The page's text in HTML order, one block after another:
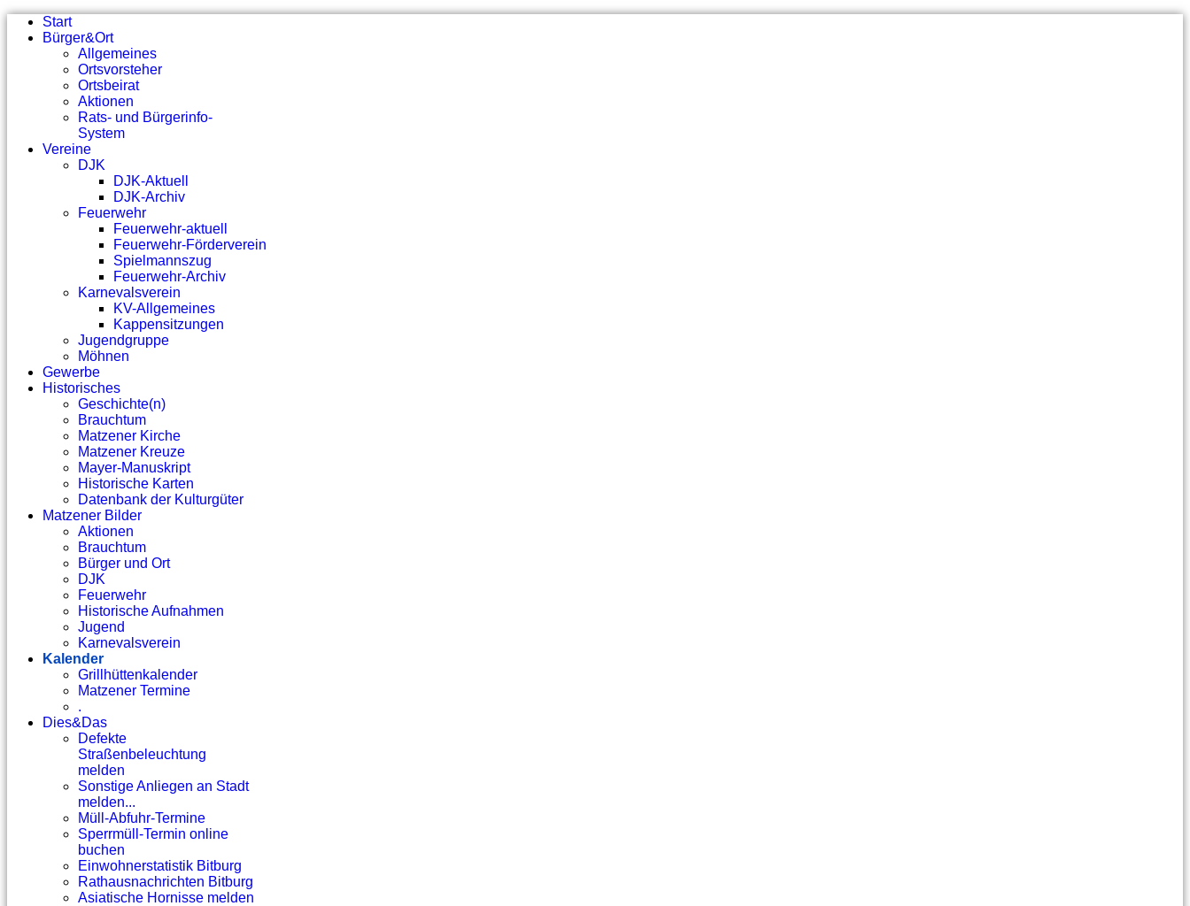
Start
Bürger&Ort
Allgemeines
Ortsvorsteher
Ortsbeirat
Aktionen
Rats- und Bürgerinfo-
System
Vereine
DJK
DJK-Aktuell
DJK-Archiv
Feuerwehr
Feuerwehr-aktuell
Feuerwehr-Förderverein
Spielmannszug
Feuerwehr-Archiv
Karnevalsverein
KV-Allgemeines
Kappensitzungen
Jugendgruppe
Möhnen
Gewerbe
Historisches
Geschichte(n)
Brauchtum
Matzener Kirche
Matzener Kreuze
Mayer-Manuskript
Historische Karten
Datenbank der Kulturgüter
Matzener Bilder
Aktionen
Brauchtum
Bürger und Ort
DJK
Feuerwehr
Historische Aufnahmen
Jugend
Karnevalsverein
Kalender
Grillhüttenkalender
Matzener Termine
.
Dies&Das
Defekte
Straßenbeleuchtung
melden
Sonstige Anliegen an Stadt
melden...
Müll-Abfuhr-Termine
Sperrmüll-Termin online
buchen
Einwohnerstatistik Bitburg
Rathausnachrichten Bitburg
Asiatische Hornisse melden